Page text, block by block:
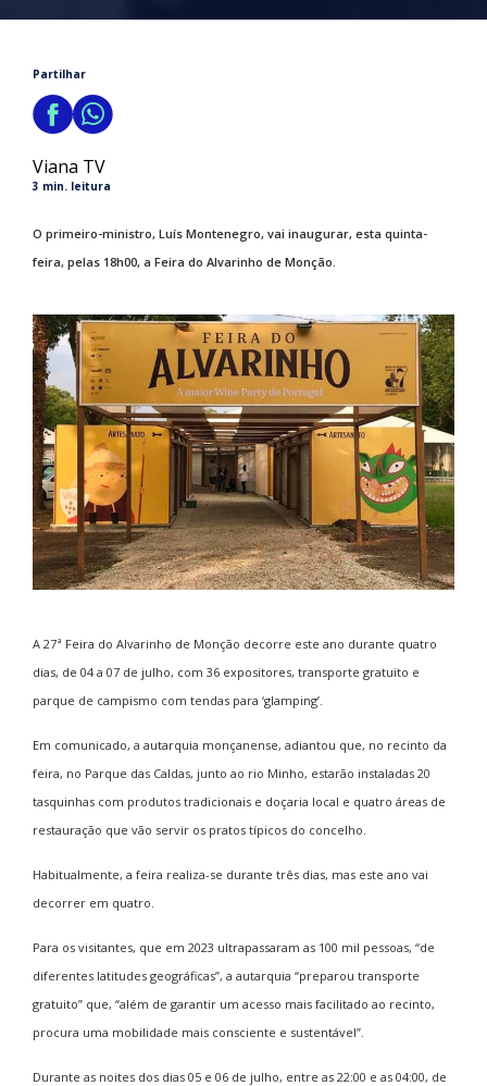
Partilhar
Viana TV
3 min. leitura
O primeiro-ministro, Luís Montenegro, vai inaugurar, esta quinta-
feira, pelas 18h00, a Feira do Alvarinho de Monção.
A 27ª Feira do Alvarinho de Monção decorre este ano durante quatro
dias, de 04 a 07 de julho, com 36 expositores, transporte gratuito e
parque de campismo com tendas para ‘glamping’.
Em comunicado, a autarquia monçanense, adiantou que, no recinto da
feira, no Parque das Caldas, junto ao rio Minho, estarão instaladas 20
tasquinhas com produtos tradicionais e doçaria local e quatro áreas de
restauração que vão servir os pratos típicos do concelho.
Habitualmente, a feira realiza-se durante três dias, mas este ano vai
decorrer em quatro.
Para os visitantes, que em 2023 ultrapassaram as 100 mil pessoas, “de
diferentes latitudes geográficas”, a autarquia “preparou transporte
gratuito” que, “além de garantir um acesso mais facilitado ao recinto,
procura uma mobilidade mais consciente e sustentável”.
Durante as noites dos dias 05 e 06 de julho, entre as 22:00 e as 04:00, de